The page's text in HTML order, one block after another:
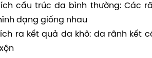
cấu trúc da bình thường: Các
dạng giống nhau
ra kết quả da khô: da rãnh kết